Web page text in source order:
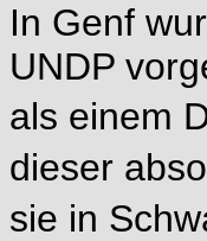
In Genf
UNDP
als einem
dieser
sie in